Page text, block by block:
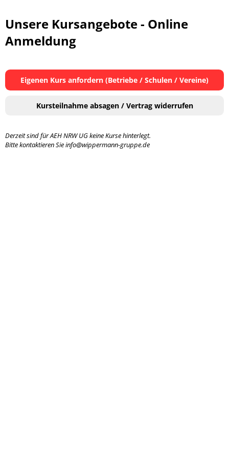
Unsere Kursangebote - Online
Anmeldung
Eigenen Kurs anfordern (Betriebe / Schulen / Vereine)
Kursteilnahme absagen / Vertrag widerrufen
Derzeit sind für AEH NRW UG keine Kurse hinterlegt.
Bitte kontaktieren Sie info@wippermann-gruppe.de